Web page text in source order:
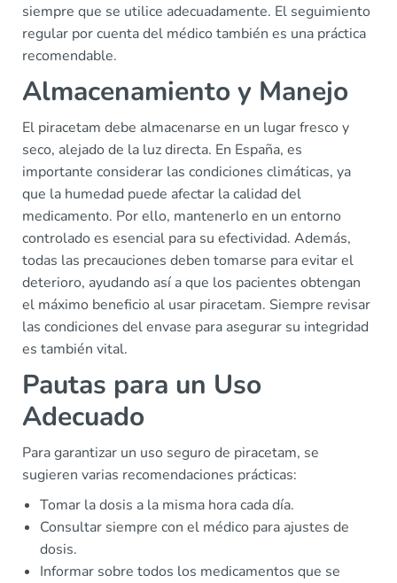
siempre que se utilice adecuadamente. El seguimiento
regular por cuenta del médico también es una práctica
recomendable.
Almacenamiento y Manejo
El piracetam debe almacenarse en un lugar fresco y
seco, alejado de la luz directa. En España, es
importante considerar las condiciones climáticas, ya
que la humedad puede afectar la calidad del
medicamento. Por ello, mantenerlo en un entorno
controlado es esencial para su efectividad. Además,
todas las precauciones deben tomarse para evitar el
deterioro, ayudando así a que los pacientes obtengan
el máximo beneficio al usar piracetam. Siempre revisar
las condiciones del envase para asegurar su integridad
es también vital.
Pautas para un Uso
Adecuado
Para garantizar un uso seguro de piracetam, se
sugieren varias recomendaciones prácticas:
Tomar la dosis a la misma hora cada día.
Consultar siempre con el médico para ajustes de
dosis.
Informar sobre todos los medicamentos que se